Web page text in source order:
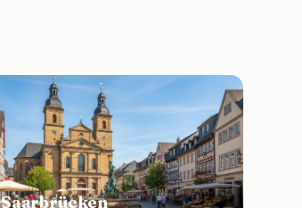
Saarbrücken